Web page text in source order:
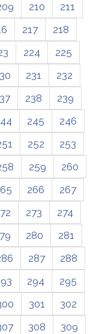
210
211
217
218
224
225
231
232
238
239
245
246
252
253
259
260
266
267
273
274
280
281
287
288
294
295
301
302
308
309